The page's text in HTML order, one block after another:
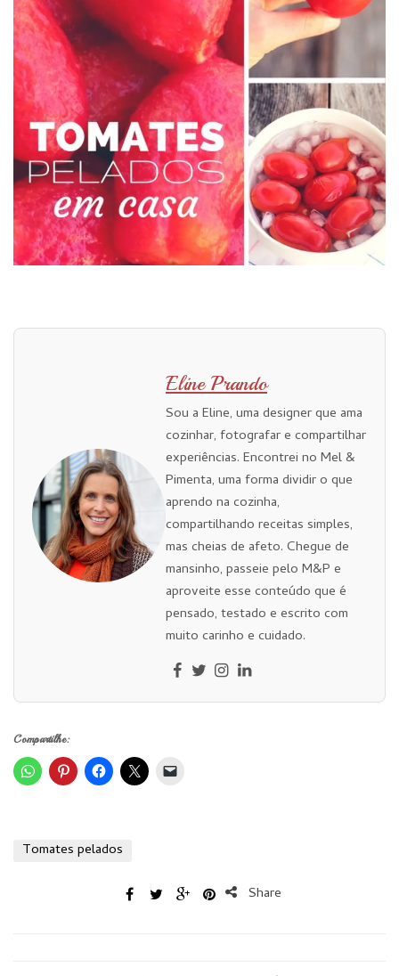
Eline Prando
Sou a Eline, uma designer que ama
cozinhar, fotografar e compartilhar
experiências. Encontrei no Mel &
Pimenta, uma forma dividir o que
aprendo na cozinha,
compartilhando receitas simples,
mas cheias de afeto. Chegue de
mansinho, passeie pelo M&P e
aproveite esse conteúdo que é
pensado, testado e escrito com
muito carinho e cuidado.
Compartilhe:
Tomates pelados
Share